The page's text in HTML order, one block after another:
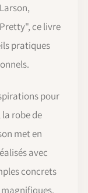
ce livre
pratiques
pour
robe de
met en
avec
concrets